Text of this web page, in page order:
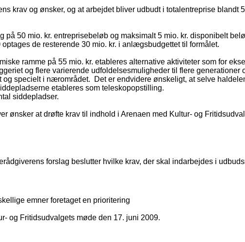
krav og ønsker, og at arbejdet bliver udbudt i totalentreprise
50 mio. kr. entreprisebeløb og maksimalt 5 mio. kr. disponibelt
de resterende 30 mio. kr. i anlægsbudgettet til formålet.
ramme på 55 mio. kr. etableres alternative aktiviteter som for
og flere varierende udfoldelsesmuligheder til flere generationer
og specielt i nærområdet.
Det er endvidere ønskeligt, at selve
etableres som teleskopopstilling.
siddepladser.
ønsker at drøfte krav til indhold i Arenaen med Kultur- og
forslag beslutter hvilke krav, der skal indarbejdes i
emner foretaget en prioritering
og Fritidsudvalgets møde den 17. juni 2009.